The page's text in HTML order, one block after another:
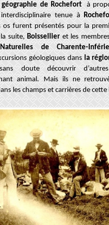
géographie de Rochefortà
tenue à
os furent présentés pour la
suite,Boissellieret les
de Charente-
géologiques dansla
doute découvrir
animal. Mais ils ne
les champs et carrières de cette